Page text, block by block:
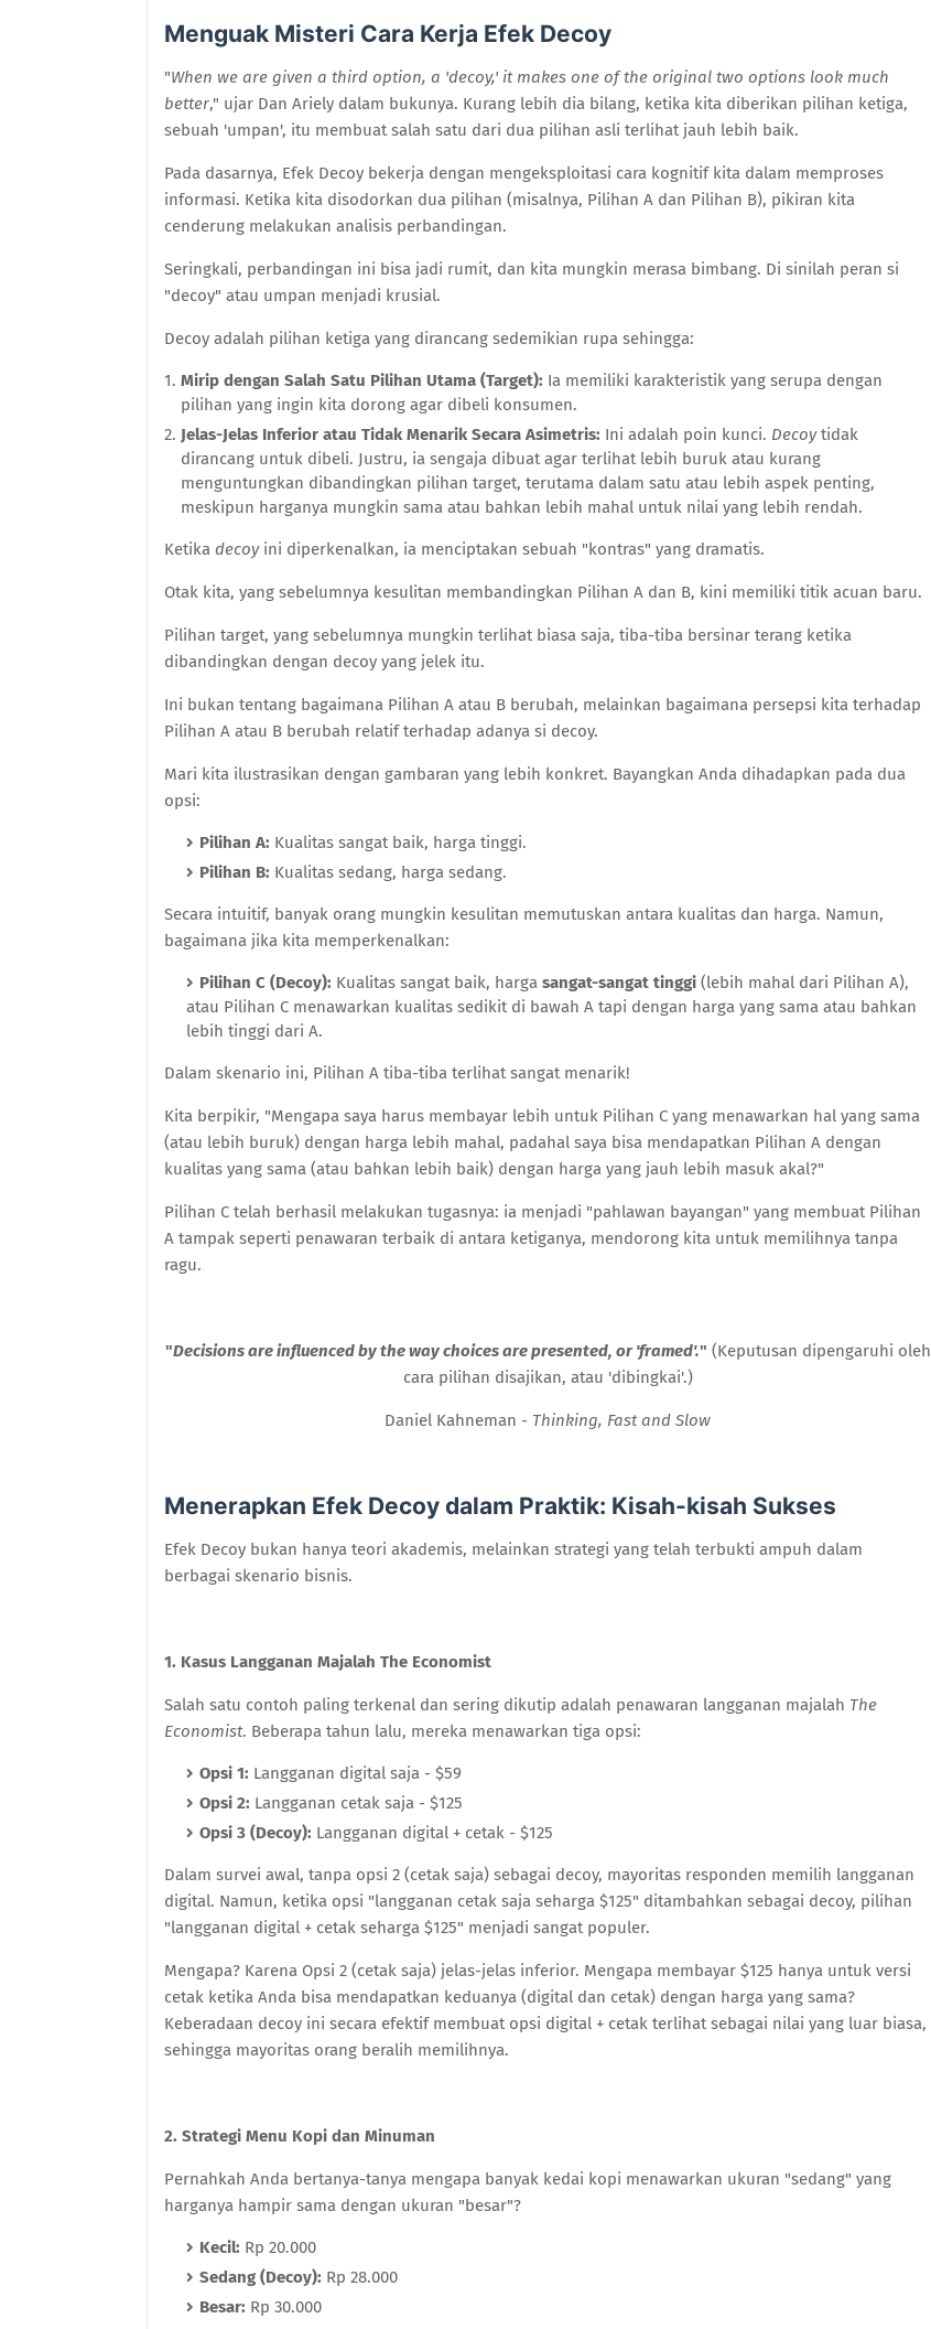
Menguak Misteri Cara Kerja Efek Decoy
"When we are given a third option, a 'decoy,' it makes one of the original two options look much
better," ujar Dan Ariely dalam bukunya. Kurang lebih dia bilang, ketika kita diberikan pilihan ketiga,
sebuah 'umpan', itu membuat salah satu dari dua pilihan asli terlihat jauh lebih baik.
Pada dasarnya, Efek Decoy bekerja dengan mengeksploitasi cara kognitif kita dalam memproses
informasi. Ketika kita disodorkan dua pilihan (misalnya, Pilihan A dan Pilihan B), pikiran kita
cenderung melakukan analisis perbandingan.
Seringkali, perbandingan ini bisa jadi rumit, dan kita mungkin merasa bimbang. Di sinilah peran si
"decoy" atau umpan menjadi krusial.
Decoy adalah pilihan ketiga yang dirancang sedemikian rupa sehingga:
Mirip dengan Salah Satu Pilihan Utama (Target): Ia memiliki karakteristik yang serupa dengan
pilihan yang ingin kita dorong agar dibeli konsumen.
Jelas-Jelas Inferior atau Tidak Menarik Secara Asimetris: Ini adalah poin kunci. Decoytidak
dirancang untuk dibeli. Justru, ia sengaja dibuat agar terlihat lebih buruk atau kurang
menguntungkan dibandingkan pilihan target, terutama dalam satu atau lebih aspek penting,
meskipun harganya mungkin sama atau bahkan lebih mahal untuk nilai yang lebih rendah.
Ketika decoy ini diperkenalkan, ia menciptakan sebuah "kontras" yang dramatis.
Otak kita, yang sebelumnya kesulitan membandingkan Pilihan A dan B, kini memiliki titik acuan baru.
Pilihan target, yang sebelumnya mungkin terlihat biasa saja, tiba-tiba bersinar terang ketika
dibandingkan dengan decoy yang jelek itu.
Ini bukan tentang bagaimana Pilihan A atau B berubah, melainkan bagaimana persepsi kita terhadap
Pilihan A atau B berubah relatif terhadap adanya si decoy.
Mari kita ilustrasikan dengan gambaran yang lebih konkret. Bayangkan Anda dihadapkan pada dua
opsi:
Pilihan A: Kualitas sangat baik, harga tinggi.
Pilihan B: Kualitas sedang, harga sedang.
Secara intuitif, banyak orang mungkin kesulitan memutuskan antara kualitas dan harga. Namun,
bagaimana jika kita memperkenalkan:
Pilihan C (Decoy): Kualitas sangat baik, harga sangat-sangat tinggi (lebih mahal dari Pilihan A),
atau Pilihan C menawarkan kualitas sedikit di bawah A tapi dengan harga yang sama atau bahkan
lebih tinggi dari A.
Dalam skenario ini, Pilihan A tiba-tiba terlihat sangat menarik!
Kita berpikir, "Mengapa saya harus membayar lebih untuk Pilihan C yang menawarkan hal yang sama
(atau lebih buruk) dengan harga lebih mahal, padahal saya bisa mendapatkan Pilihan A dengan
kualitas yang sama (atau bahkan lebih baik) dengan harga yang jauh lebih masuk akal?"
Pilihan C telah berhasil melakukan tugasnya: ia menjadi "pahlawan bayangan" yang membuat Pilihan
A tampak seperti penawaran terbaik di antara ketiganya, mendorong kita untuk memilihnya tanpa
ragu.
"Decisions are influenced by the way choices are presented, or 'framed'." (Keputusan dipengaruhi oleh
cara pilihan disajikan, atau 'dibingkai'.)
Daniel Kahneman - Thinking, Fast and Slow
Menerapkan Efek Decoy dalam Praktik: Kisah-kisah Sukses
Efek Decoy bukan hanya teori akademis, melainkan strategi yang telah terbukti ampuh dalam
berbagai skenario bisnis.
1. Kasus Langganan Majalah The Economist
Salah satu contoh paling terkenal dan sering dikutip adalah penawaran langganan majalah The
Economist. Beberapa tahun lalu, mereka menawarkan tiga opsi:
Opsi 1: Langganan digital saja - $59
Opsi 2: Langganan cetak saja - $125
Opsi 3 (Decoy): Langganan digital + cetak - $125
Dalam survei awal, tanpa opsi 2 (cetak saja) sebagai decoy, mayoritas responden memilih langganan
digital. Namun, ketika opsi "langganan cetak saja seharga $125" ditambahkan sebagai decoy, pilihan
"langganan digital + cetak seharga $125" menjadi sangat populer.
Mengapa? Karena Opsi 2 (cetak saja) jelas-jelas inferior. Mengapa membayar $125 hanya untuk versi
cetak ketika Anda bisa mendapatkan keduanya (digital dan cetak) dengan harga yang sama?
Keberadaan decoy ini secara efektif membuat opsi digital + cetak terlihat sebagai nilai yang luar biasa,
sehingga mayoritas orang beralih memilihnya.
2. Strategi Menu Kopi dan Minuman
Pernahkah Anda bertanya-tanya mengapa banyak kedai kopi menawarkan ukuran "sedang" yang
harganya hampir sama dengan ukuran "besar"?
Kecil: Rp 20.000
Sedang (Decoy): Rp 28.000
Besar: Rp 30.000